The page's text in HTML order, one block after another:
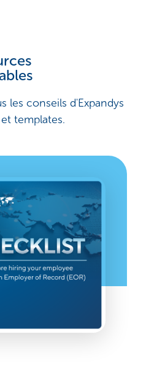
les conseils d'Expandys
templates.